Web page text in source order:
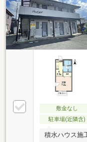
敷金なし
駐車場(近隣含)
積水ハウス施